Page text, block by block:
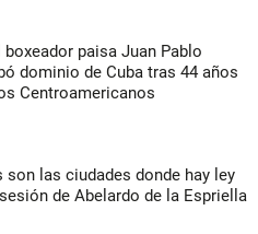
boxeador paisa Juan Pablo
dominio de Cuba tras 44 años
Centroamericanos
son las ciudades donde hay ley
de Abelardo de la Espriella